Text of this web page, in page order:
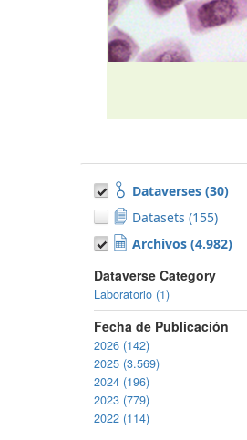
Dataverses (30)
Datasets (155)
Archivos (4.982)
Dataverse Category
Laboratorio (1)
Fecha de Publicación
2026 (142)
2025 (3.569)
2024 (196)
2023 (779)
2022 (114)